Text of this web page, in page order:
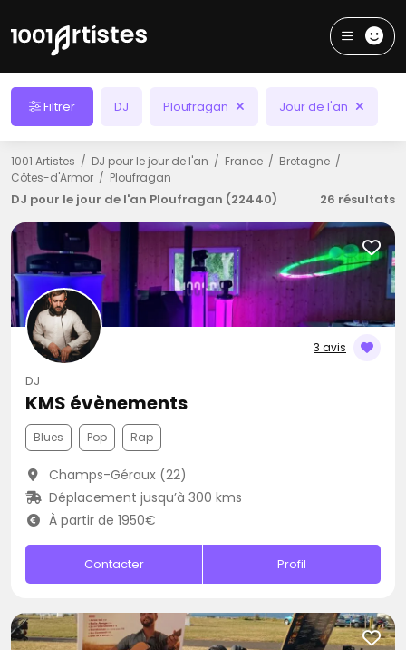
Filtrer DJ Ploufragan Jour de l'an
1001 Artistes DJ pour le jour de l'an France
Bretagne
Côtes-d'Armor
Ploufragan
DJ pour le jour de l'an Ploufragan (22440) 26 résultats
3 avis
DJ
KMS évènements
Blues Pop Rap
Champs-Géraux (22)
Déplacement jusqu’à 300 kms
À partir de 1950€
Contacter Profil